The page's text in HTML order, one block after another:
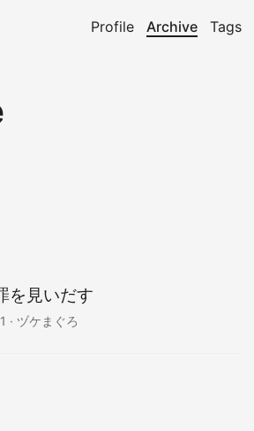
Profile Archive Tags
を見いだす
· ヅケまぐろ